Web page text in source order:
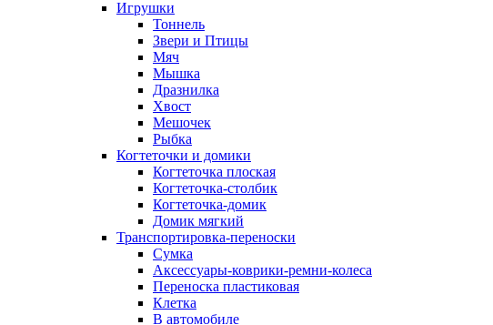
Игрушки
Тоннель
Звери и Птицы
Мяч
Мышка
Дразнилка
Хвост
Мешочек
Рыбка
Когтеточки и домики
Когтеточка плоская
Когтеточка-столбик
Когтеточка-домик
Домик мягкий
Транспортировка-переноски
Сумка
Аксессуары-коврики-ремни-колеса
Переноска пластиковая
Клетка
В автомобиле